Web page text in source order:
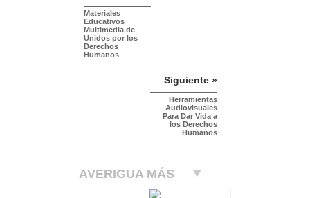
Materiales
Educativos
Multimedia de
Unidos por los
Derechos
Humanos
Siguiente »
Herramientas
Audiovisuales
Para Dar Vida a
los Derechos
Humanos
AVERIGUA MÁS